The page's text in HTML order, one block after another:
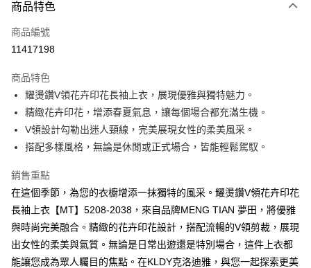
信用卡一次付款
超商取貨付款
運送方式
全家取貨付款
免運費
免運費
7-11取貨付款
免運費
付款後7-11取貨
商品特色
商品編號
11417198
商品特色
耀燙鑽V領花卉印花長袖上衣，展現優雅與獨特魅力。
精緻花卉印花，增添春夏氣息，讓每個場合都充滿生機。
V領設計勾勒出迷人頸線，完美展現女性的柔美風采。
搭配多樣風格，無論是休閒或正式場合，皆能輕鬆駕馭。
銷售重點
在這個季節，為您的衣櫥增添一抹獨特的風采。耀燙鑽V領花卉印花
長袖上衣【MT】5208-2038，來自品牌MENG TIAN 夢田，將優雅
與時尚完美融合。精緻的花卉印花設計，搭配流暢的V領剪裁，展現
出女性的柔美與氣質。無論是日常出遊還是特別場合，這件上衣都
能讓您成為眾人矚目的焦點。在KLDY克洛迪雅，與您一起探索更美